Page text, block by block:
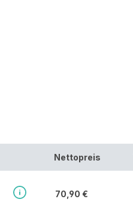
Nettopreis
70,90 €